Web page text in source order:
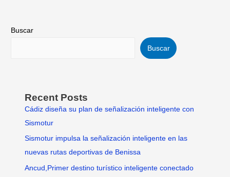
Buscar
Buscar
Recent Posts
Cádiz diseña su plan de señalización inteligente con
Sismotur
Sismotur impulsa la señalización inteligente en las
nuevas rutas deportivas de Benissa
Ancud,Primer destino turístico inteligente conectado